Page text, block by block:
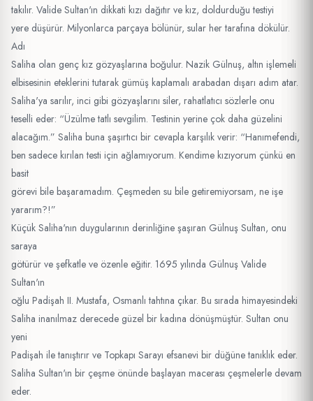
takılır. Valide Sultan'ın dikkati kızı dağıtır ve kız, doldurduğu testiyi
yere düşürür. Milyonlarca parçaya bölünür, sular her tarafına dökülür.
Adı
Saliha olan genç kız gözyaşlarına boğulur. Nazik Gülnuş, altın işlemeli
elbisesinin eteklerini tutarak gümüş kaplamalı arabadan dışarı adım atar.
Saliha'ya sarılır, inci gibi gözyaşlarını siler, rahatlatıcı sözlerle onu
teselli eder: “Üzülme tatlı sevgilim. Testinin yerine çok daha güzelini
alacağım.” Saliha buna şaşırtıcı bir cevapla karşılık verir: “Hanımefendi,
ben sadece kırılan testi için ağlamıyorum. Kendime kızıyorum çünkü en
basit
görevi bile başaramadım. Çeşmeden su bile getiremiyorsam, ne işe
yararım?!”
Küçük Saliha'nın duygularının derinliğine şaşıran Gülnuş Sultan, onu
saraya
götürür ve şefkatle ve özenle eğitir. 1695 yılında Gülnuş Valide
Sultan'ın
oğlu Padişah II. Mustafa, Osmanlı tahtına çıkar. Bu sırada himayesindeki
Saliha inanılmaz derecede güzel bir kadına dönüşmüştür. Sultan onu
yeni
Padişah ile tanıştırır ve Topkapı Sarayı efsanevi bir düğüne tanıklık eder.
Saliha Sultan'ın bir çeşme önünde başlayan macerası çeşmelerle devam
eder.